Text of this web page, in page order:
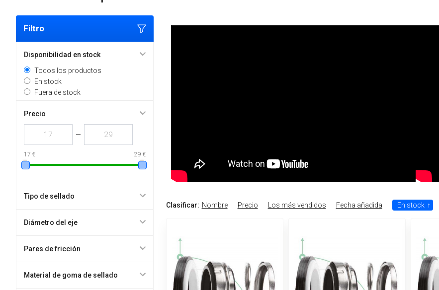
Filtro
Disponibilidad en stock
Todos los productos
En stock
Fuera de stock
Precio
—
17 € 29 €
Tipo de sellado
Diámetro del eje
Pares de fricción
Material de goma de sellado
Clasificar: Nombre Precio Los más vendidos Fecha añadida En stock ↑